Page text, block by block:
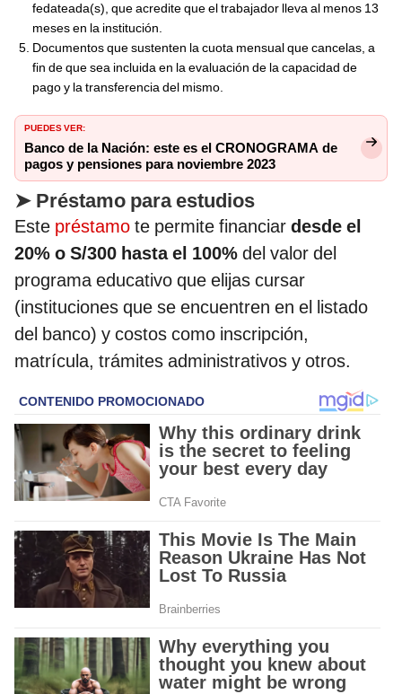
fedateada(s), que acredite que el trabajador lleva al menos 13
meses en la institución.
Documentos que sustenten la cuota mensual que cancelas, a
fin de que sea incluida en la evaluación de la capacidad de
pago y la transferencia del mismo.
PUEDES VER:
Banco de la Nación: este es el CRONOGRAMA de
pagos y pensiones para noviembre 2023
➤ Préstamo para estudios
Este préstamo te permite financiar desde el
20% o S/300 hasta el 100% del valor del
programa educativo que elijas cursar
(instituciones que se encuentren en el listado
del banco) y costos como inscripción,
matrícula, trámites administrativos y otros.